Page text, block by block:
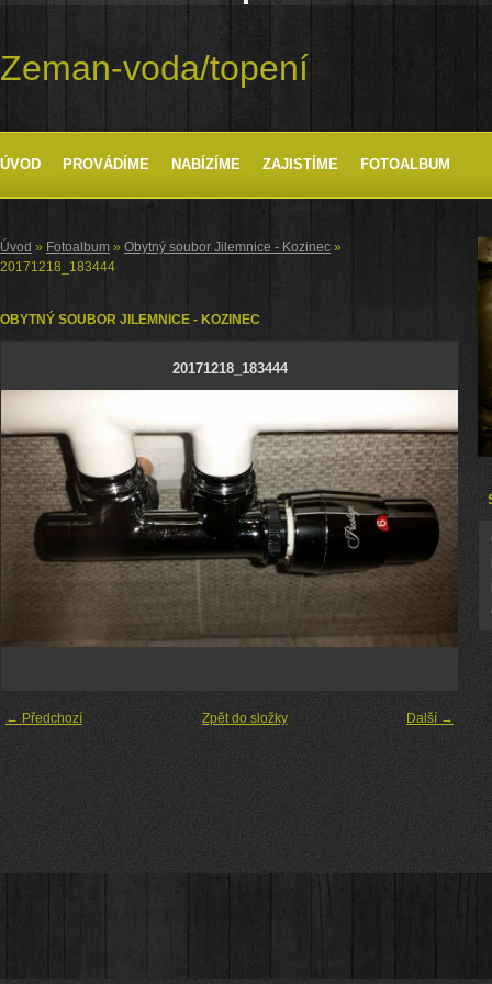
Zeman-voda/topení
ÚVOD PROVÁDÍME NABÍZÍME ZAJISTÍME FOTOALBUM
Úvod » Fotoalbum » Obytný soubor Jilemnice - Kozinec »
20171218_183444
OBYTNÝ SOUBOR JILEMNICE - KOZINEC
20171218_183444
← Předchozí Další →
Zpět do složky